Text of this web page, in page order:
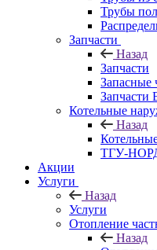
Трубы
Запчасти
Назад
Запчасти
Запасные
Запчасти
Котельные
Назад
ТГУ-НОРД
Акции
Услуги
Назад
Услуги
Отопление
Назад